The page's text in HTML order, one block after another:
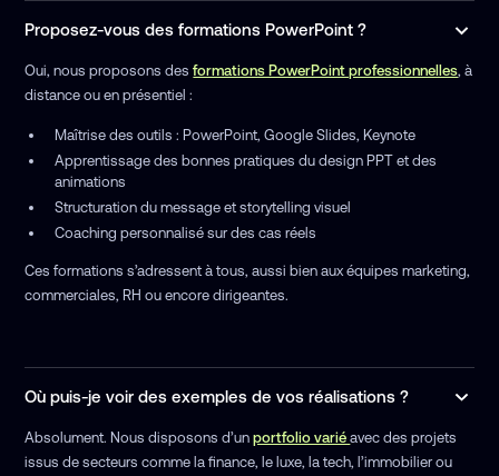
Proposez-vous des formations PowerPoint ?
Oui, nous proposons desformations PowerPoint professionnelles, à
distance ou en présentiel :
Maîtrise des outils : PowerPoint, Google Slides, Keynote
Apprentissage des bonnes pratiques du design PPT et des
animations
Structuration du message et storytelling visuel
Coaching personnalisé sur des cas réels
Ces formations s’adressent à tous, aussi bien aux équipes marketing,
commerciales, RH ou encore dirigeantes.
Où puis-je voir des exemples de vos réalisations ?
Absolument. Nous disposons d’unportfolio variéavec des projets
issus de secteurs comme la finance, le luxe, la tech, l’immobilier ou